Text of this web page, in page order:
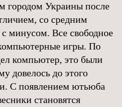
городом Украины после
со средним
минусом. Все свободное
игры. По
компьютер, это были
довелось до этого
С появлением ютьюба
становятся